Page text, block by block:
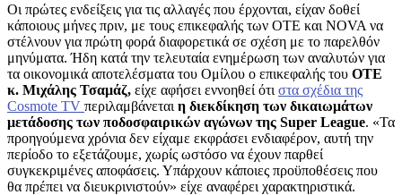
Οι πρώτες ενδείξεις για τις αλλαγές που έρχονται, είχαν δοθεί
κάποιους μήνες πριν, με τους επικεφαλής των ΟΤΕ και NOVA να
στέλνουν για πρώτη φορά διαφορετικά σε σχέση με το παρελθόν
μηνύματα. Ήδη κατά την τελευταία ενημέρωση των αναλυτών για
τα οικονομικά αποτελέσματα του Ομίλου ο επικεφαλής του ΟΤΕ
κ. Μιχάλης Τσαμάζ, είχε αφήσει εννοηθεί ότι στα σχέδια της
Cosmote TV περιλαμβάνεται η διεκδίκηση των δικαιωμάτων
μετάδοσης των ποδοσφαιρικών αγώνων της Super League. «Τα
προηγούμενα χρόνια δεν είχαμε εκφράσει ενδιαφέρον, αυτή την
περίοδο το εξετάζουμε, χωρίς ωστόσο να έχουν παρθεί
συγκεκριμένες αποφάσεις. Υπάρχουν κάποιες προϋποθέσεις που
θα πρέπει να διευκρινιστούν» είχε αναφέρει χαρακτηριστικά.